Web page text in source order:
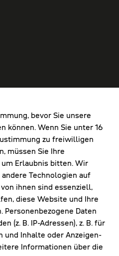
bevor Sie unsere
können. Wenn Sie unter 16
zu freiwilligen
müssen Sie Ihre
Erlaubnis bitten. Wir
Technologien auf
ihnen sind essenziell,
diese Website und Ihre
Personenbezogene Daten
(z. B. IP-Adressen), z. B. für
und Inhalte oder Anzeigen-
Informationen über die
16:00 Uhr
17:30 Uhr
16:00 Uhr